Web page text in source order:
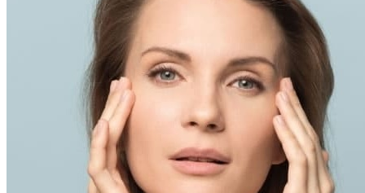
TOXINA BUTOLÍTICA
ÁCIDO HIALURÓNICO
MEDICINA CAPILAR